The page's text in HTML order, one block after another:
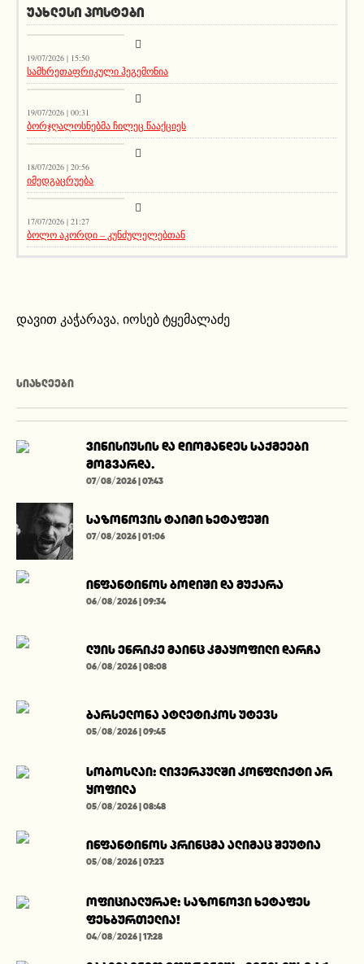
ᲣᲐᲮᲚᲔᲡᲘ ᲞᲝᲡᲢᲔᲑᲘ
19/07/2026 | 15:50
სამხრეთაფრიკული ჰეგემონია
აქეთურ-იქითური
19/07/2026 | 00:31
ბორჯღალოსნებმა ჩილეც წააქციეს
სიახლეები
18/07/2026 | 20:56
იმედგაცრუება
აქეთურ-იქითური
17/07/2026 | 21:27
ბოლო აკორდი – კუნძულელებთან
დავით კაჭარავა, იოსებ ტყემალაძე
ᲡᲘᲐᲮᲚᲔᲔᲑᲘ
ვინისიუსის და დიომანდეს საქმეები
მოგვარდა.
07/08/2026 | 07:43
საზონოვის ტაიმი ხეტაფეში
07/08/2026 | 01:06
ინფანტინოს ბოდიში და მუქარა
06/08/2026 | 09:34
ლუის ენრიკე მაინც კმაყოფილი დარჩა
06/08/2026 | 08:08
ბარსელონა ატლეტიკოს უტევს
05/08/2026 | 09:45
სობოსლაი: ლივერპულში კონფლიქტი არ
ყოფილა
05/08/2026 | 08:48
ინფანტინოს პრინცმა ალიმაც შეუტია
05/08/2026 | 07:23
ოფიციალურად: საზონოვი ხეტაფეს
ფეხბურთელია!
04/08/2026 | 17:28